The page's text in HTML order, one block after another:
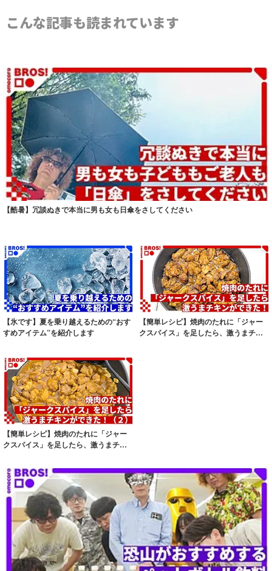
こんな記事も読まれています
【酷暑】冗談ぬきで本当に男も女も日傘をさしてください
【氷です】夏を乗り越えるための“おす
すめアイテム”を紹介します
【簡単レシピ】焼肉のたれに「ジャー
クスパイス」を足したら、激うまチキ
【簡単レシピ】焼肉のたれに「ジャー
クスパイス」を足したら、激うまチキ